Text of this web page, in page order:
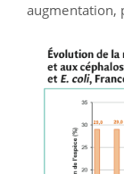
augmentation,